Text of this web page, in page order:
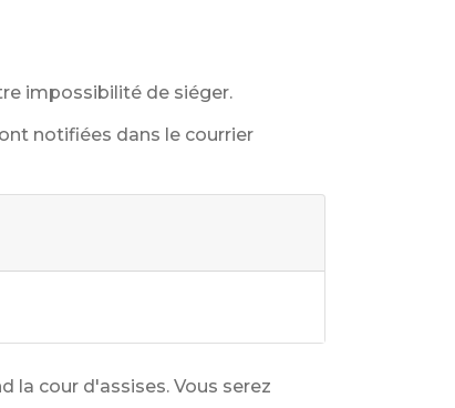
impossibilité de siéger.
notifiées dans le courrier
la cour d'assises. Vous serez